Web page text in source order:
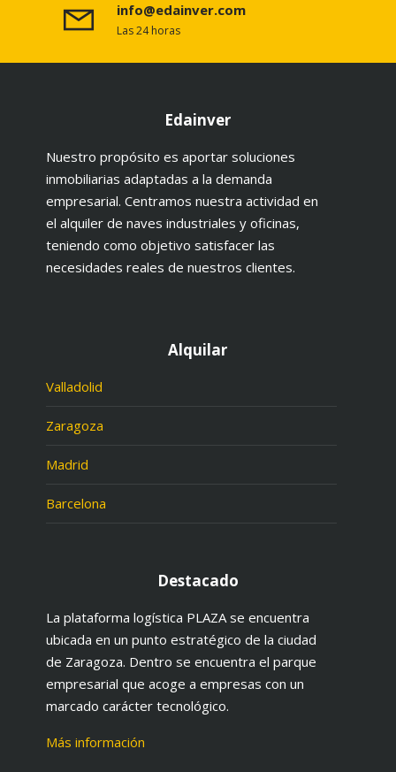
info@edainver.com
Las 24 horas
Edainver
Nuestro propósito es aportar soluciones
inmobiliarias adaptadas a la demanda
empresarial. Centramos nuestra actividad en
el alquiler de naves industriales y oficinas,
teniendo como objetivo satisfacer las
necesidades reales de nuestros clientes.
Alquilar
Valladolid
Zaragoza
Madrid
Barcelona
Destacado
La plataforma logística PLAZA se encuentra
ubicada en un punto estratégico de la ciudad
de Zaragoza. Dentro se encuentra el parque
empresarial que acoge a empresas con un
marcado carácter tecnológico.
Más información